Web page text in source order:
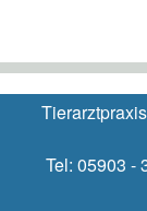
Tel: 05903 -